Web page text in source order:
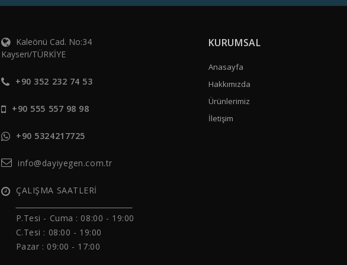
Kaleönü Cad. No:34
Kayseri/TÜRKİYE
+90 352 232 74 53
+90 555 557 98 98
+90 5324217725
info@dayiyegen.com.tr
ÇALIŞMA SAATLERİ
P.Tesi - Cuma : 08:00 - 19:00
C.Tesi : 08:00 - 19:00
Pazar : 09:00 - 17:00
KURUMSAL
Anasayfa
Hakkımızda
Ürünlerimiz
İletişim